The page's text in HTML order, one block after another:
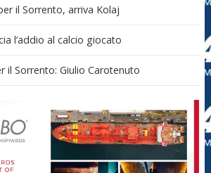
il Sorrento, arriva Kolaj
l’addio al calcio giocato
il Sorrento: Giulio Carotenuto